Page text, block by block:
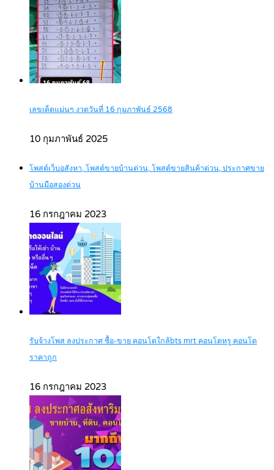
เลขเด็ดแม่นๆ งวดวันที่ 16 กุมภาพันธ์ 2568
10 กุมภาพันธ์ 2025
โพสต์เว็บอสังหา, โพสต์ขายบ้านด่วน, โพสต์ขายสินค้าด่วน, ประกาศขาย
บ้านมือสองด่วน
16 กรกฎาคม 2023
รับจ้างโพส ลงประกาศ ซื้อ-ขาย คอนโดใกล้bts mrt คอนโดหรู คอนโด
ราคาถูก
16 กรกฎาคม 2023